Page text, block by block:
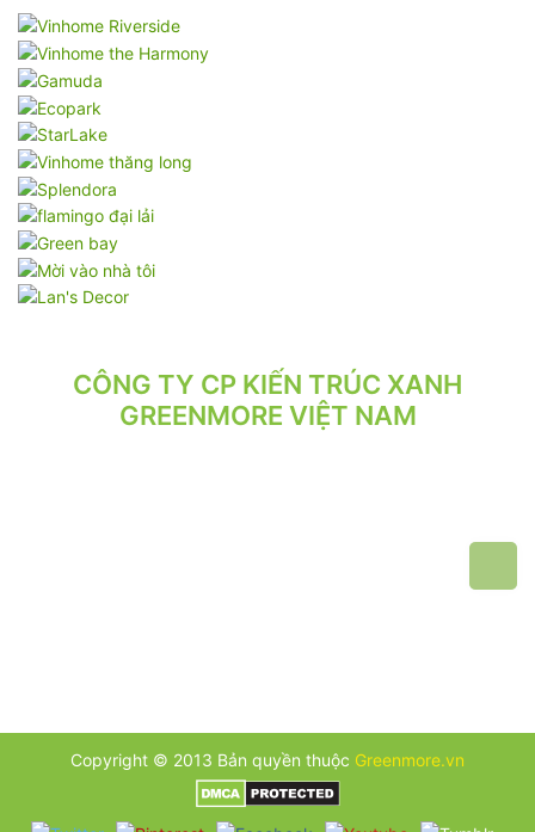
CÔNG TY CP KIẾN TRÚC XANH
GREENMORE VIỆT NAM
Copyright © 2013 Bản quyền thuộc Greenmore.vn